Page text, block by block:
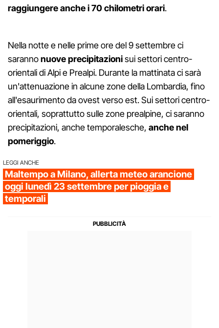
raggiungere anche i 70 chilometri orari.
Nella notte e nelle prime ore del 9 settembre ci
sarannonuove precipitazionisui settori centro-
orientali di Alpi e Prealpi. Durante la mattinata ci sarà
un'attenuazione in alcune zone della Lombardia, fino
all'esaurimento da ovest verso est. Sui settori centro-
orientali, soprattutto sulle zone prealpine, ci saranno
precipitazioni, anche temporalesche, anche nel
pomeriggio.
LEGGI ANCHE
Maltempo a Milano, allerta meteo arancione
oggi lunedì 23 settembre per pioggia e
temporali